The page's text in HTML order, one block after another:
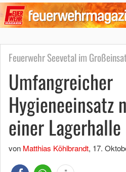
Feuerwehr Seevetal im
Umfangreicher
Hygieneeinsatz
einer Lagerhalle
von Matthias Köhlbrandt, 17.